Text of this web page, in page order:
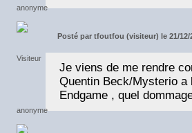
Posté par tfoutfou (visiteur) le 21/12/
Je viens de me rendre
Quentin Beck/Mysterio a
Endgame , quel